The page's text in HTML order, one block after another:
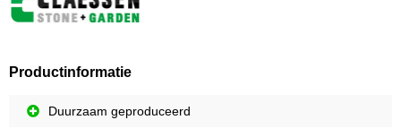
Productinformatie
Duurzaam geproduceerd